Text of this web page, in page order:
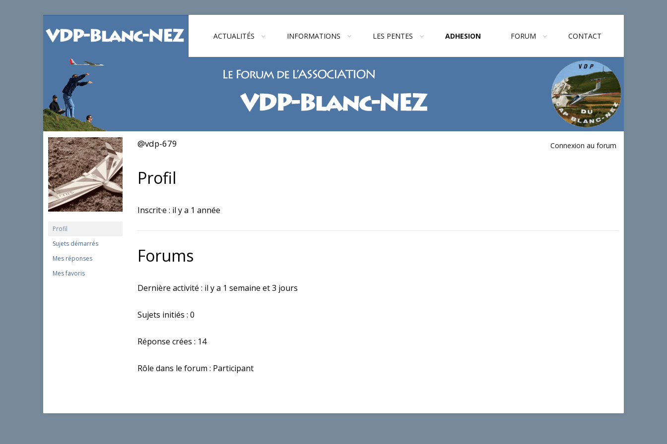
ACTUALITÉS INFORMATIONS LES PENTES ADHESION FORUM CONTACT
Connexion au forum
Profil
Sujets démarrés
Mes réponses
Mes favoris
@vdp-679
Profil
Inscrit·e : il y a 1 année
Forums
Dernière activité : il y a 1 semaine et 3 jours
Sujets initiés : 0
Réponse crées : 14
Rôle dans le forum : Participant